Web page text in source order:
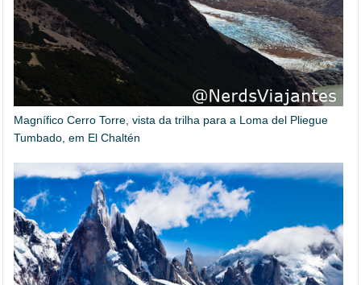
Magnífico Cerro Torre, vista da trilha para a Loma del Pliegue
Tumbado, em El Chaltén